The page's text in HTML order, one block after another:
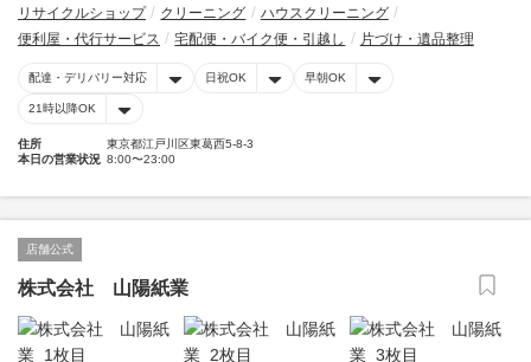
リサイクルショップ クリーニング
ハウスクリーニング
便利屋・代行サービス
宅配便・バイク便・引越し 片づけ・遺品整理
配達・デリバリー対応 日祝OK 早朝OK
21時以降OK
住所
東京都江戸川区東葛西5-8-3
本日の営業状況 8:00〜23:00
店舗公式
株式会社 山陽紙業